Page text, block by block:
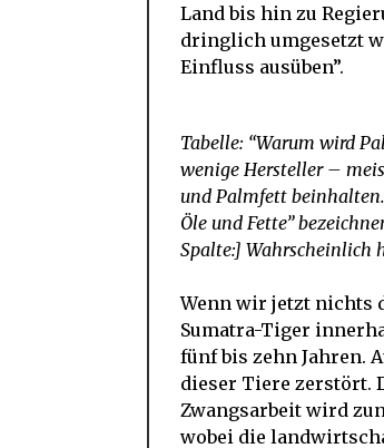
Land bis hin zu
dringlich umgesetzt
Einfluss ausüben”.
Tabelle: “Warum wird
wenige Hersteller –
und Palmfett
Öle und Fette”
Spalte:] Wahrscheinlich
Wenn wir jetzt nichts
Sumatra-Tiger
fünf bis zehn Jahren.
dieser Tiere zerstört.
Zwangsarbeit wird
wobei die